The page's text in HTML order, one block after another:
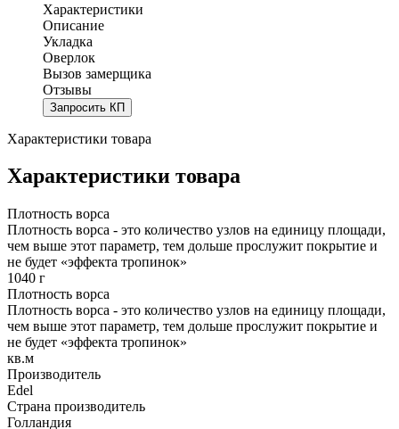
Характеристики
Описание
Укладка
Оверлок
Вызов замерщика
Отзывы
Запросить КП
Характеристики товара
Характеристики товара
Плотность ворса
Плотность ворса - это количество узлов на единицу площади,
чем выше этот параметр, тем дольше прослужит покрытие и
не будет «эффекта тропинок»
1040 г
Плотность ворса
Плотность ворса - это количество узлов на единицу площади,
чем выше этот параметр, тем дольше прослужит покрытие и
не будет «эффекта тропинок»
кв.м
Производитель
Edel
Страна производитель
Голландия